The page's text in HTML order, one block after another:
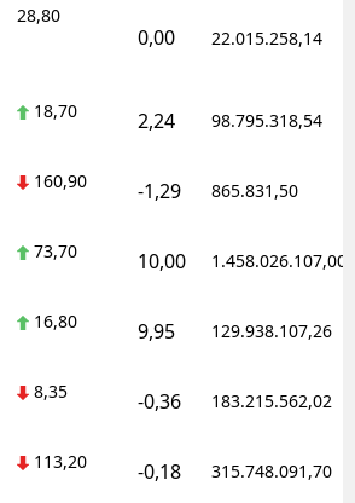
28,80
0,00 22.015.258,14
18,70 2,24 98.795.318,54
160,90 -1,29 865.831,50
73,70 10,00 1.458.026.107,00
16,80 9,95 129.938.107,26
8,35 -0,36 183.215.562,02
113,20 -0,18 315.748.091,70